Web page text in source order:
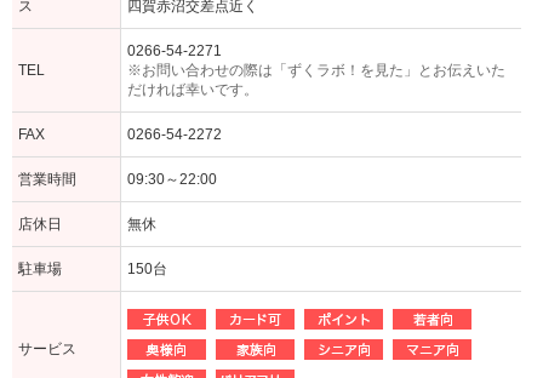
ス
四賀赤沼交差点近く
TEL
0266-54-2271
※お問い合わせの際は「ずくラボ！を見た」とお伝えいた
だければ幸いです。
FAX 0266-54-2272
営業時間 09:30～22:00
店休日 無休
駐車場 150台
サービス